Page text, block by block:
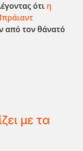
ότι η
από τον θάνατό
με τα